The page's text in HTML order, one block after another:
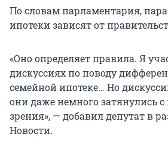
По словам парламентария,
ипотеки зависят от
«Оно определяет правила. Я
дискуссиях по поводу
семейной ипотеке… Но
они даже немного затянулись
зрения», — добавил депутат в
Новости.